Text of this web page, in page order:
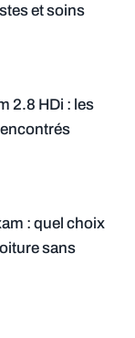
et soins
2.8 HDi : les
: quel choix
sans